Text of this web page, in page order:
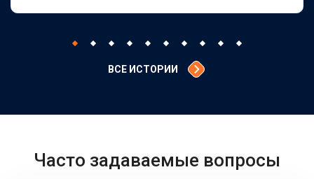
ВСЕ ИСТОРИИ
Часто задаваемые вопросы